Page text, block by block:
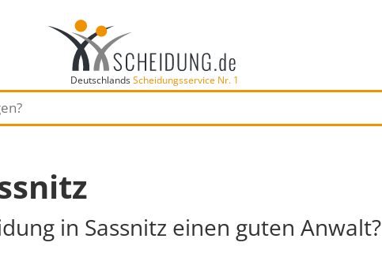
DeutschlandsScheidungsservice Nr. 1
in Sassnitz einen guten Anwalt?